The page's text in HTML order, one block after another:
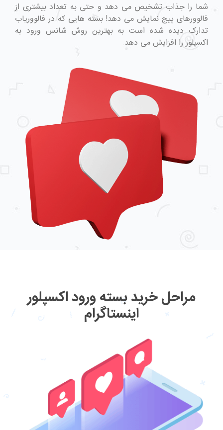
شما را جذاب تشخیص می دهد و حتی به تعداد بیشتری از
فالوورهای پیج نمایش می دهد! بسته هایی که در فالووریاب
تدارک دیده شده است به بهترین روش شانس ورود به
اکسپلور را افزایش می دهد.
مراحل خرید بسته ورود اکسپلور
اینستاگرام